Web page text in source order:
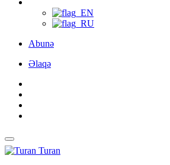
Abunə
Əlaqə
Turan